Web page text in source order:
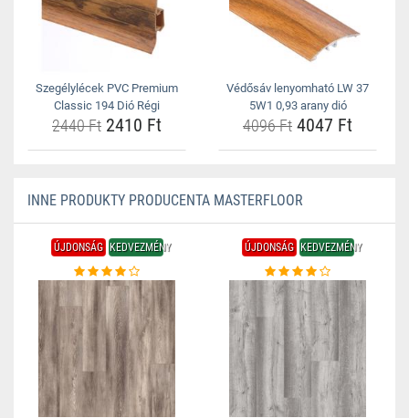
Szegélylécek PVC Premium
Classic 194 Dió Régi
2440 Ft 2410 Ft
Védősáv lenyomható LW 37
5W1 0,93 arany dió
4096 Ft 4047 Ft
INNE PRODUKTY PRODUCENTA MASTERFLOOR
ÚJDONSÁG KEDVEZMÉNY ÚJDONSÁG KEDVEZMÉNY